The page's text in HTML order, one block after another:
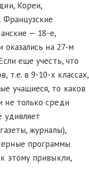
Кореи,
— 18-е,
на 27-м
еще учесть, что
т.е. в 9-10-х классах,
учащиеся, то каков
не только среди
удивляет
журналы),
программы
этому привыкли,